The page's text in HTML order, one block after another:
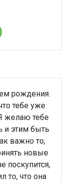
рождения.
тебе уже
желаю тебе
и этим быть
важно то,
новые
поскупится,
то, что она